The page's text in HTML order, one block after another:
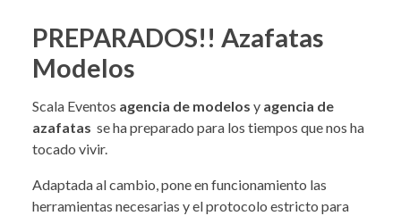
PREPARADOS!! Azafatas
Modelos
Scala Eventos agencia de modelos y agencia de
azafatas se ha preparado para los tiempos que nos ha
tocado vivir.
Adaptada al cambio, pone en funcionamiento las
herramientas necesarias y el protocolo estricto para